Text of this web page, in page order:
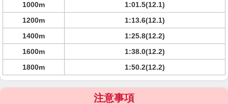
1000m
1:01.5(12.1)
1200m
1:13.6(12.1)
1400m
1:25.8(12.2)
1600m
1:38.0(12.2)
1800m
1:50.2(12.2)
注意事項